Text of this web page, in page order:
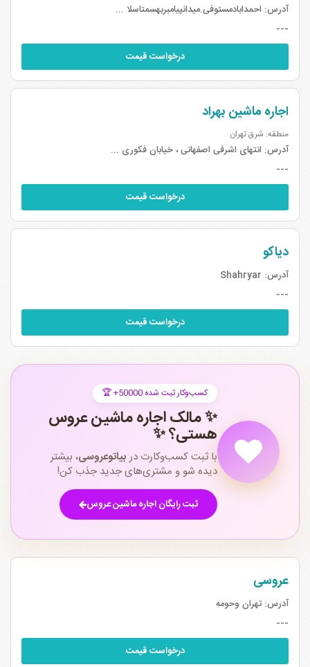
آدرس: احمدابادمستوفی.میدانپیامبربهسمتاسلا ...
---
درخواست قیمت
اجاره ماشین بهراد
منطقه: شرق تهران
آدرس: انتهای اشرفی اصفهانی ، خیابان فکوری ...
---
درخواست قیمت
دیاکو
آدرس:
---
درخواست قیمت
🏆 +50000 کسب‌وکار ثبت شده
✨ مالک اجاره ماشین عروس
هستی؟ ✨
با ثبت کسب‌وکارت دربیاتوعروسی، بیشتر
دیده شو و مشتری‌های جدید جذب کن!
ثبت رایگان اجاره ماشین عروس
عروسی
آدرس: تهران وحومه
---
درخواست قیمت